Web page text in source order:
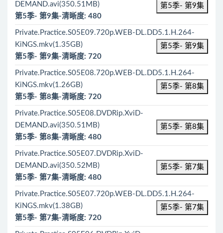
DEMAND.avi(350.51MB)
第5季- 第9集
第5季- 第9集-清晰度: 480
Private.Practice.S05E09.720p.WEB-DL.DD5.1.H.264-
KiNGS.mkv(1.35GB)
第5季- 第9集
第5季- 第9集-清晰度: 720
Private.Practice.S05E08.720p.WEB-DL.DD5.1.H.264-
KiNGS.mkv(1.26GB)
第5季- 第8集
第5季- 第8集-清晰度: 720
Private.Practice.S05E08.DVDRip.XviD-
DEMAND.avi(350.51MB)
第5季- 第8集
第5季- 第8集-清晰度: 480
Private.Practice.S05E07.DVDRip.XviD-
DEMAND.avi(350.52MB)
第5季- 第7集
第5季- 第7集-清晰度: 480
Private.Practice.S05E07.720p.WEB-DL.DD5.1.H.264-
KiNGS.mkv(1.38GB)
第5季- 第7集
第5季- 第7集-清晰度: 720